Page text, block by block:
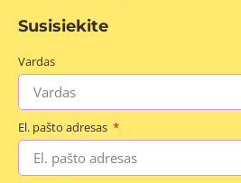
Susisiekite
Vardas
El. pašto adresas